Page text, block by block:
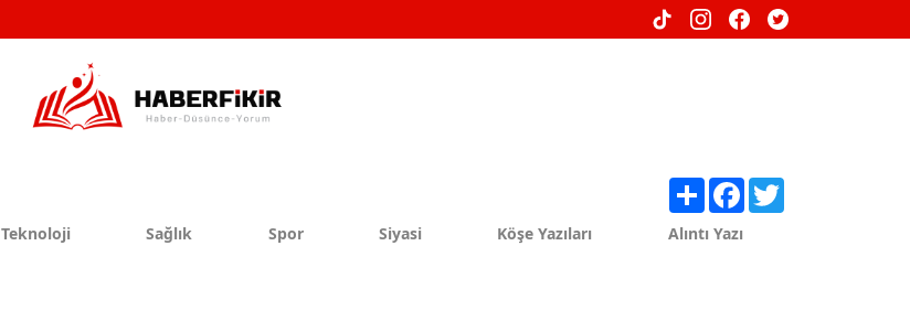
Teknoloji Sağlık Spor Siyasi Köşe Yazıları Alıntı Yazı
Share Facebook